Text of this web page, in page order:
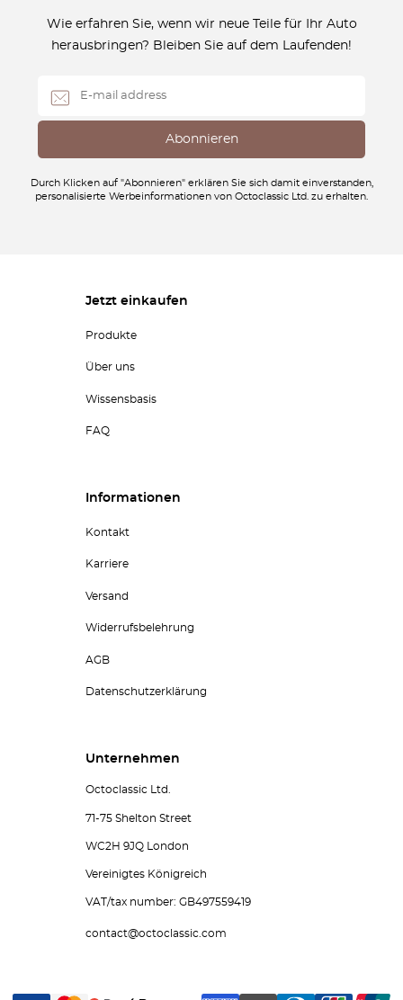
Wie erfahren Sie, wenn wir neue Teile für Ihr Auto
herausbringen? Bleiben Sie auf dem Laufenden!
Durch Klicken auf "Abonnieren" erklären Sie sich damit einverstanden,
personalisierte Werbeinformationen von Octoclassic Ltd. zu erhalten.
Jetzt einkaufen
Produkte
Über uns
Wissensbasis
FAQ
Informationen
Kontakt
Karriere
Versand
Widerrufsbelehrung
AGB
Datenschutzerklärung
Unternehmen
Octoclassic Ltd.
71-75 Shelton Street
WC2H 9JQ London
Vereinigtes Königreich
VAT/tax number: GB497559419
contact@octoclassic.com